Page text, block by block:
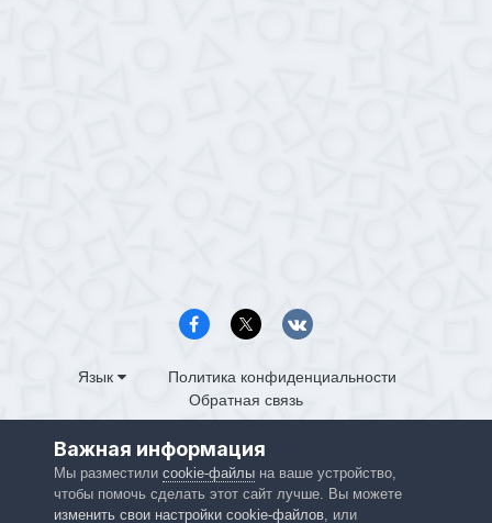
Язык
Политика конфиденциальности
Обратная связь
Powered by Invision Community
Важная информация
Мы разместили cookie-файлына ваше устройство,
чтобы помочь сделать этот сайт лучше. Вы можете
изменить свои настройки cookie-файлов, или